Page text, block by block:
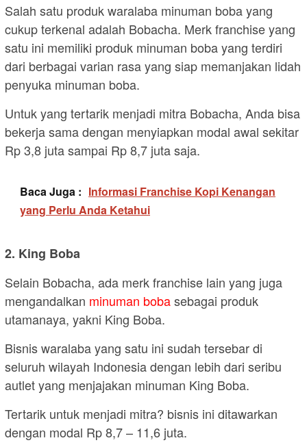
Salah satu produk waralaba minuman boba yang
cukup terkenal adalah Bobacha. Merk franchise yang
satu ini memiliki produk minuman boba yang terdiri
dari berbagai varian rasa yang siap memanjakan lidah
penyuka minuman boba.
Untuk yang tertarik menjadi mitra Bobacha, Anda bisa
bekerja sama dengan menyiapkan modal awal sekitar
Rp 3,8 juta sampai Rp 8,7 juta saja.
Baca Juga : Informasi Franchise Kopi Kenangan
yang Perlu Anda Ketahui
2. King Boba
Selain Bobacha, ada merk franchise lain yang juga
mengandalkan minuman bobasebagai produk
utamanaya, yakni King Boba.
Bisnis waralaba yang satu ini sudah tersebar di
seluruh wilayah Indonesia dengan lebih dari seribu
autlet yang menjajakan minuman King Boba.
Tertarik untuk menjadi mitra? bisnis ini ditawarkan
dengan modal Rp 8,7 – 11,6 juta.